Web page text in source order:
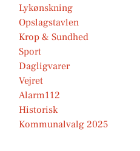
Lykønskning
Opslagstavlen
Krop & Sundhed
Sport
Dagligvarer
Vejret
Alarm112
Historisk
Kommunalvalg 2025